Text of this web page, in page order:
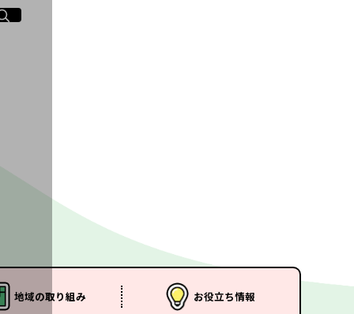
ト内検索
地域の取り組み お役立ち情報